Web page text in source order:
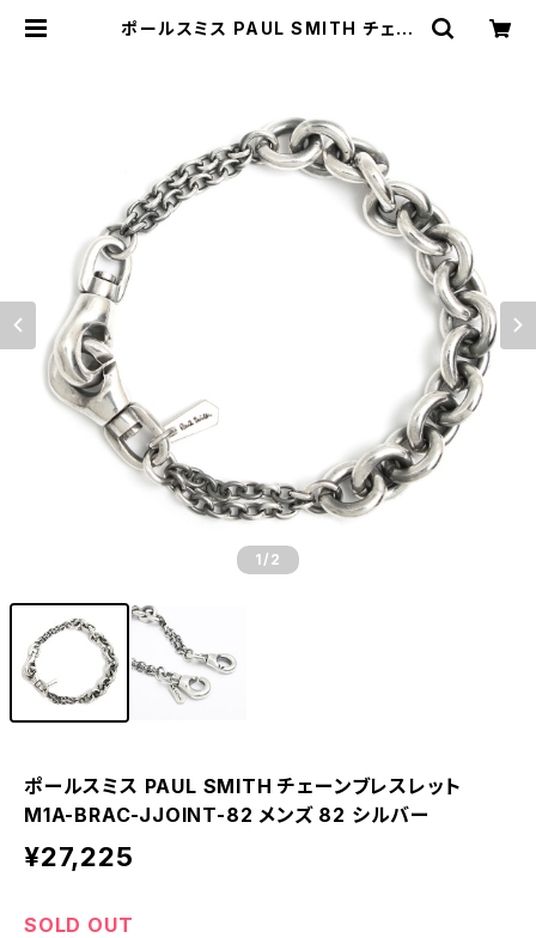
ポールスミス PAUL SMITH チェー
1 /2
ポールスミス PAUL SMITH チェーンブレスレット
M1A-BRAC-JJOINT-82 メンズ 82 シルバー
¥27,225
SOLD OUT